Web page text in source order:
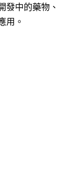
發中的藥物、
用。